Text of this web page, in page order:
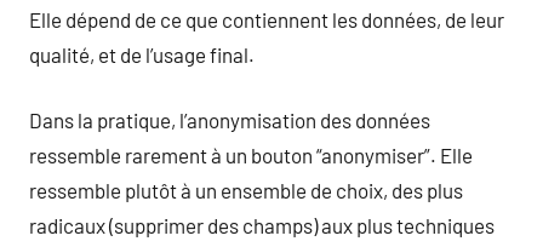
Elle dépend de ce que contiennent les données, de leur
qualité, et de l’usage final.
Dans la pratique, l’anonymisation des données
ressemble rarement à un bouton “anonymiser”. Elle
ressemble plutôt à un ensemble de choix, des plus
radicaux (supprimer des champs) aux plus techniques